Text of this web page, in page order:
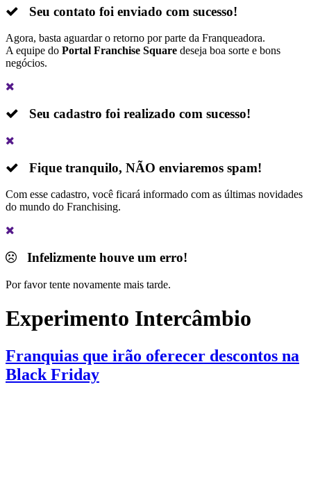
Seu contato foi enviado com sucesso!
Agora, basta aguardar o retorno por parte da Franqueadora.
A equipe do Portal Franchise Square deseja boa sorte e bons
negócios.
Seu cadastro foi realizado com sucesso!
Fique tranquilo, NÃO enviaremos spam!
Com esse cadastro, você ficará informado com as últimas novidades
do mundo do Franchising.
Infelizmente houve um erro!
Por favor tente novamente mais tarde.
Experimento Intercâmbio
Franquias que irão oferecer descontos na
Black Friday